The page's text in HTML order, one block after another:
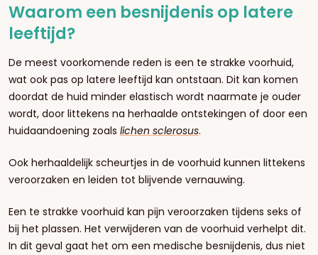
Waarom een besnijdenis op latere
leeftijd?
De meest voorkomende reden is een te strakke voorhuid,
wat ook pas op latere leeftijd kan ontstaan. Dit kan komen
doordat de huid minder elastisch wordt naarmate je ouder
wordt, door littekens na herhaalde ontstekingen of door een
huidaandoening zoals lichen sclerosus.
Ook herhaaldelijk scheurtjes in de voorhuid kunnen littekens
veroorzaken en leiden tot blijvende vernauwing.
Een te strakke voorhuid kan pijn veroorzaken tijdens seks of
bij het plassen. Het verwijderen van de voorhuid verhelpt dit.
In dit geval gaat het om een medische besnijdenis, dus niet